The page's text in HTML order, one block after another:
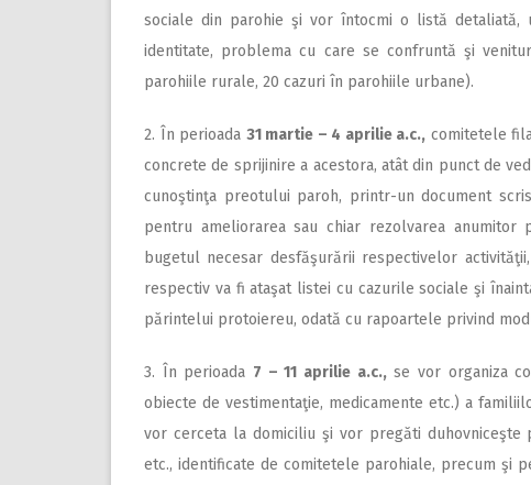
sociale din parohie şi vor întocmi o listă detaliată,
identitate, problema cu care se confruntă şi
parohiile rurale, 20 cazuri în parohiile urbane).
2. În perioada 31 martie – 4 aprilie a.c., comitetele
concrete de sprijinire a acestora, atât din punct de
cunoştinţa preotului paroh, printr-un document
pentru ameliorarea sau chiar rezolvarea
bugetul necesar desfăşurării respectivelor
respectiv va fi ataşat listei cu cazurile sociale şi
părintelui protoiereu, odată cu rapoartele privind
3. În perioada 7 – 11 aprilie a.c.,se vor organiza
obiecte de vestimentaţie, medicamente etc.) a
vor cerceta la domiciliu şi vor pregăti duhovniceşte
etc., identificate de comitetele parohiale, precum şi